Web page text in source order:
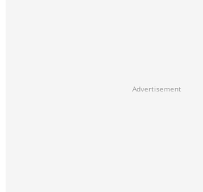
Advertisement